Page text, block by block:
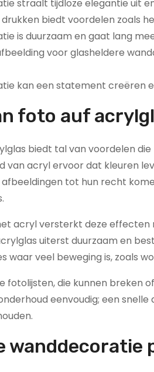
straalt tijdloze elegantie uit
biedt voordelen zoals
is duurzaam en gaat lang
voor glasheldere
kan een statement creëren
foto auf
biedt tal van voordelen
van acryl ervoor dat kleuren
tot hun recht
acryl versterkt deze
uiterst duurzaam en
waar veel beweging is, zoals
die kunnen breken
eenvoudig; een